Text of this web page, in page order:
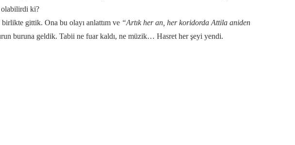
olabilirdi ki?
birlikte gittik. Ona bu olayı anlattım ve “Artık her an, her koridorda Attila aniden
buruna geldik. Tabii ne fuar kaldı, ne müzik… Hasret her şeyi yendi.